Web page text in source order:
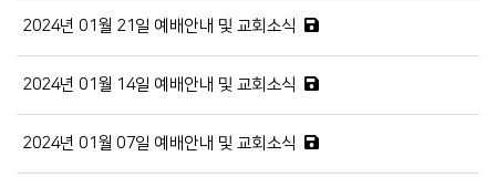
2024년 01월 21일 예배안내 및 교회소식
2024년 01월 14일 예배안내 및 교회소식
2024년 01월 07일 예배안내 및 교회소식